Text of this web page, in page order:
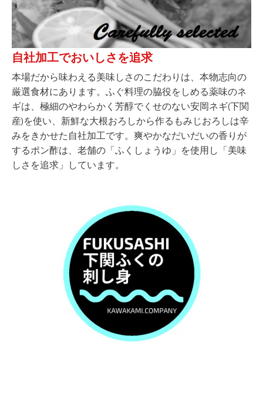
自社加工でおいしさを追求
本場だから味わえる美味しさのこだわりは、本物志向の
厳選食材にあります。ふぐ料理の脇役をしめる薬味のネ
ギは、極細のやわらかく芳醇でくせのない安岡ネギ(下関
産)を使い、新鮮な大根おろしから作るもみじおろしは辛
みをきかせた自社加工です。爽やかなだいだいの香りが
するポン酢は、老舗の「ふくしょうゆ」を使用し「美味
しさを追求」しています。